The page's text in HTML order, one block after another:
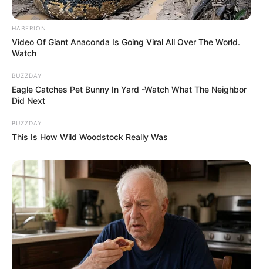
HABERION
Video Of Giant Anaconda Is Going Viral All Over The World.
Watch
BUZZDAY
Eagle Catches Pet Bunny In Yard -Watch What The Neighbor
Did Next
BUZZDAY
This Is How Wild Woodstock Really Was